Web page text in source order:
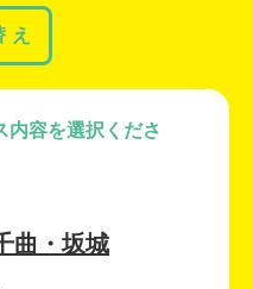
内容を選択くださ
曲・坂城
え